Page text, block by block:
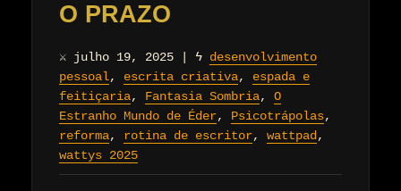
O PRAZO
⚔ julho 19, 2025 ϟ desenvolvimento
pessoal, escrita criativa, espada e
feitiçaria, Fantasia Sombria, O
Estranho Mundo de Éder, Psicotrápolas,
reforma, rotina de escritor, wattpad,
wattys 2025